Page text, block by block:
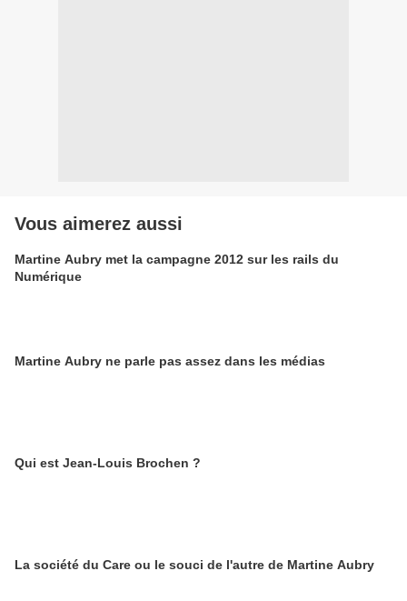
Vous aimerez aussi
Martine Aubry met la campagne 2012 sur les rails du
Numérique
Martine Aubry ne parle pas assez dans les médias
Qui est Jean-Louis Brochen ?
La société du Care ou le souci de l'autre de Martine Aubry